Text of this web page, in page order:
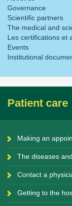
Governance
Scientific partners
The medical and
Les certifications et
Events
Institutional
Patient care
Making an
The diseases
Contact a
Getting to the